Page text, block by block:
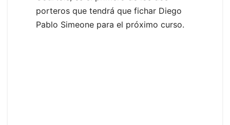
porteros que tendrá que fichar Diego
Pablo Simeone para el próximo curso.